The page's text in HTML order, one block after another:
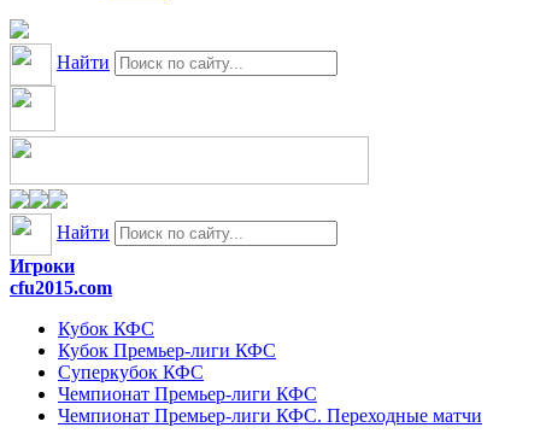
Найти
Найти
Игроки
cfu2015.com
Кубок КФС
Кубок Премьер-лиги КФС
Суперкубок КФС
Чемпионат Премьер-лиги КФС
Чемпионат Премьер-лиги КФС. Переходные матчи